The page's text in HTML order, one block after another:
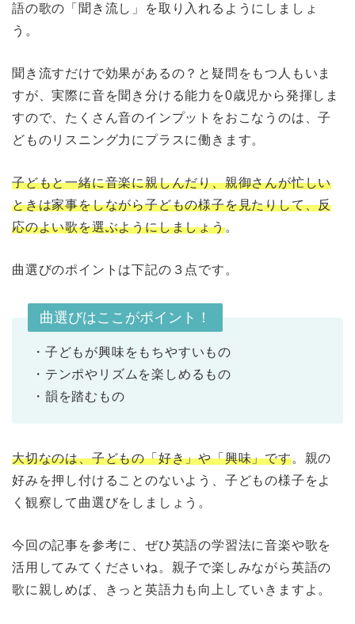
語の歌の「聞き流し」を取り入れるようにしましょ
う。
聞き流すだけで効果があるの？と疑問をもつ人もいま
すが、実際に音を聞き分ける能力を0歳児から発揮しま
すので、たくさん音のインプットをおこなうのは、子
どものリスニング力にプラスに働きます。
子どもと一緒に音楽に親しんだり、親御さんが忙しい
ときは家事をしながら子どもの様子を見たりして、反
応のよい歌を選ぶようにしましょう。
曲選びのポイントは下記の３点です。
曲選びはここがポイント！
・子どもが興味をもちやすいもの
・テンポやリズムを楽しめるもの
・韻を踏むもの
大切なのは、子どもの「好き」や「興味」です。親の
好みを押し付けることのないよう、子どもの様子をよ
く観察して曲選びをしましょう。
今回の記事を参考に、ぜひ英語の学習法に音楽や歌を
活用してみてくださいね。親子で楽しみながら英語の
歌に親しめば、きっと英語力も向上していきますよ。